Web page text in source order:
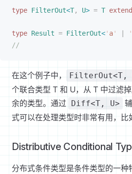
type FilterOut<T, U> = T
type Result = FilterOut<' a' | '
//
在这个例子中， FilterOut<T,
个联合类型 T 和 U，从 T 中过滤
余的类型。通过
Diff<T, U>
式可以在处理类型时非常有用，比
Distributive Conditional
分布式条件类型是条件类型的一